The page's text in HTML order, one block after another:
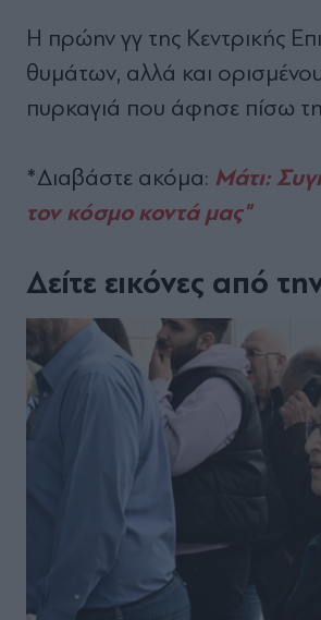
Η πρώην γγ της Κεντρικής
θυμάτων, αλλά και
πυρκαγιά που άφησε πίσω
*Διαβάστε ακόμα: Μάτι:
τον κόσμο κοντά μας"
Δείτε εικόνες από